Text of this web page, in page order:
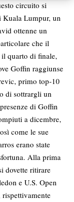
circuito si
Kuala Lumpur, un
ottenne un
che il
quarto di finale,
Goffin raggiunse
primo top-10
di sottrargli un
di Goffin
a dicembre,
come le sue
erano state
Alla prima
dovette ritirare
e U.S. Open